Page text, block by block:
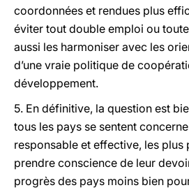
coordonnées et rendues plus
éviter tout double emploi ou
aussi les harmoniser avec les
d’une vraie politique de
développement.
5. En définitive, la question est
tous les pays se sentent
responsable et effective, les plus
prendre conscience de leur
progrès des pays moins bien